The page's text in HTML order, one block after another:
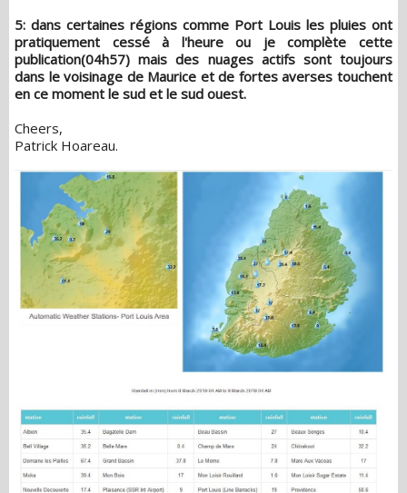
5: dans certaines régions comme Port Louis les pluies ont
pratiquement cessé à l'heure ou je complète cette
publication(04h57) mais des nuages actifs sont toujours
dans le voisinage de Maurice et de fortes averses touchent
en ce moment le sud et le sud ouest.
Cheers,
Patrick Hoareau.